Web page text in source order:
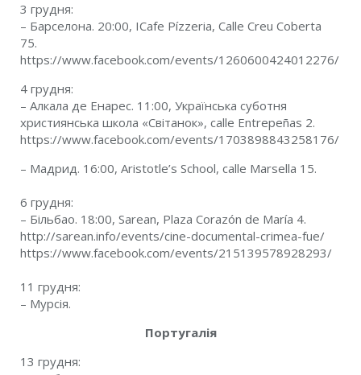
3 грудня:
– Барселона. 20:00, ICafe Pízzeria, Calle Creu Coberta
75.
https://www.facebook.com/events/1260600424012276/
4 грудня:
– Алкала де Енарес. 11:00, Українська суботня
християнська школа «Світанок», calle Entrepeñas 2.
https://www.facebook.com/events/1703898843258176/
– Мадрид. 16:00, Aristotle’s School, calle Marsella 15.
6 грудня:
– Більбао. 18:00, Sarean, Plaza Corazón de María 4.
http://sarean.info/events/cine-documental-crimea-fue/
https://www.facebook.com/events/215139578928293/
11 грудня:
– Мурсія.
Португалія
13 грудня: